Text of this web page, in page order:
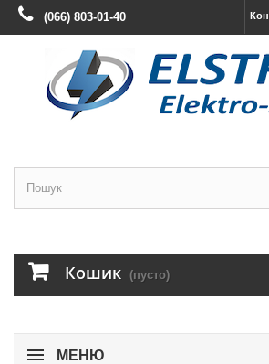
(066) 803-01-40
Кошик (пусто)
МЕНЮ